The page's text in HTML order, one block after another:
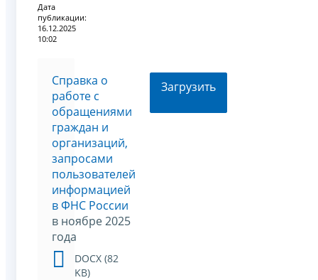
Дата
публикации:
16.12.2025
10:02
Справка о
работе с
обращениями
граждан и
организаций,
запросами
пользователей
информацией
в ФНС России
в ноябре 2025
года
DOCX (82
KB)
Загрузить